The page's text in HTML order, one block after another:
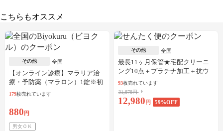
こちらもオススメ
その他 全国
【オンライン診療】マラリア治
療・予防薬（マラロン）1錠※初
診料・送料込／30枚可
179枚売れています
880 円
男女ＯＫ
その他 全国
最長11ヶ月保管★宅配クリーニ
ング10点＋プラチナ加工＋抗ウ
イルス加工
93枚売れています
31,878円
12,980 円 59%OFF